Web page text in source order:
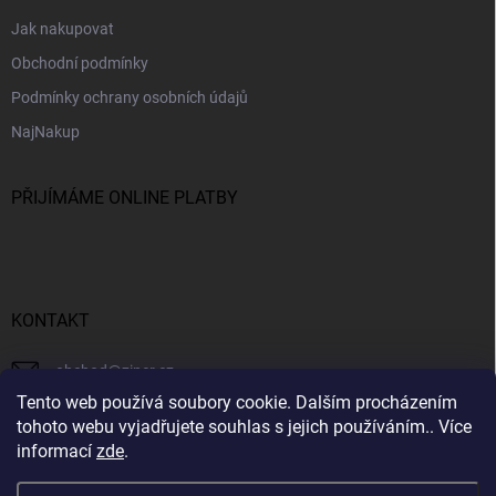
Tento web používá soubory cookie. Dalším procházením
tohoto webu vyjadřujete souhlas s jejich používáním.. Více
informací zde.
Jak nakupovat
Obchodní podmínky
Podmínky ochrany osobních údajů
NajNakup
PŘIJÍMÁME ONLINE PLATBY
KONTAKT
obchod@ziner.cz
728 355 665